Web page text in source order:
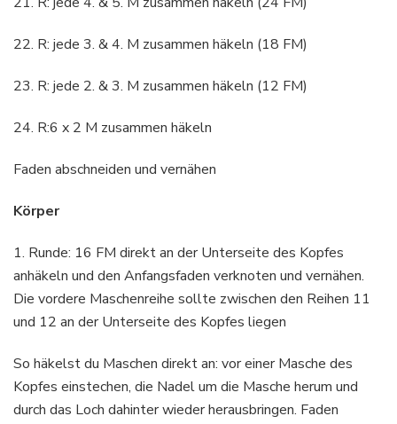
22. R: jede 3. & 4. M zusammen häkeln (18 FM)
23. R: jede 2. & 3. M zusammen häkeln (12 FM)
24. R:6 x 2 M zusammen häkeln
Faden abschneiden und vernähen
Körper
1. Runde: 16 FM direkt an der Unterseite des Kopfes
anhäkeln und den Anfangsfaden verknoten und vernähen.
Die vordere Maschenreihe sollte zwischen den Reihen 11
und 12 an der Unterseite des Kopfes liegen
So häkelst du Maschen direkt an: vor einer Masche des
Kopfes einstechen, die Nadel um die Masche herum und
durch das Loch dahinter wieder herausbringen. Faden